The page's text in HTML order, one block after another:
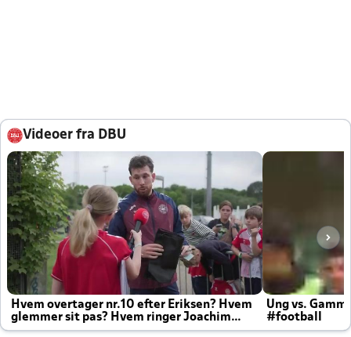
Videoer fra DBU
Hvem overtager nr.10 efter Eriksen? Hvem
glemmer sit pas? Hvem ringer Joachim
altid til efter kampe?
Ung vs.
#football